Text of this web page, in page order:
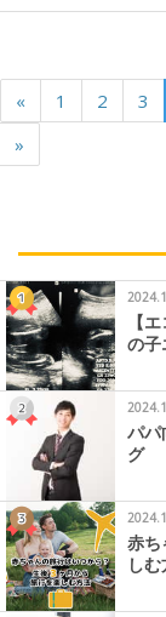
« 1 2 3
»
【
の子
パパ
グ
赤ち
し